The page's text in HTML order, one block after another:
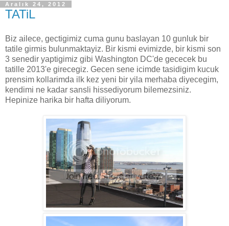
Aralık 24, 2012
TATiL
Biz ailece, gectigimiz cuma gunu baslayan 10 gunluk bir
tatile girmis bulunmaktayiz. Bir kismi evimizde, bir kismi son
3 senedir yaptigimiz gibi Washington DC'de gececek bu
tatille 2013'e girecegiz. Gecen sene icimde tasidigim kucuk
prensim kollarimda ilk kez yeni bir yila merhaba diyecegim,
kendimi ne kadar sansli hissediyorum bilemezsiniz.
Hepinize harika bir hafta diliyorum.